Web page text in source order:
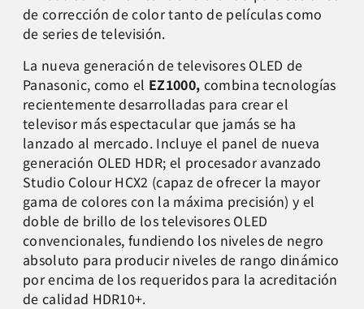
de corrección de color tanto de películas como
de series de televisión.
La nueva generación de televisores OLED de
Panasonic, como el EZ1000, combina tecnologías
recientemente desarrolladas para crear el
televisor más espectacular que jamás se ha
lanzado al mercado. Incluye el panel de nueva
generación OLED HDR; el procesador avanzado
Studio Colour HCX2 (capaz de ofrecer la mayor
gama de colores con la máxima precisión) y el
doble de brillo de los televisores OLED
convencionales, fundiendo los niveles de negro
absoluto para producir niveles de rango dinámico
por encima de los requeridos para la acreditación
de calidad HDR10+.